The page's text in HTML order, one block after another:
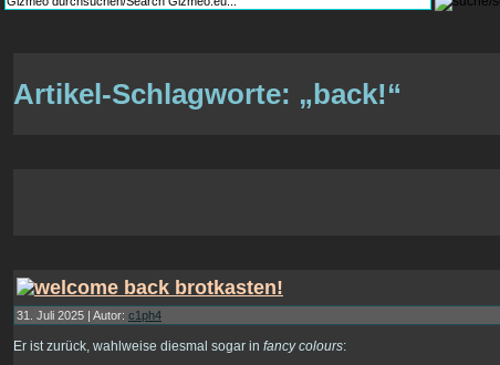
Artikel-Schlagworte: „back!“
31. Juli 2025 | Autor: c1ph4
Er ist zurück, wahlweise diesmal sogar in fancy colours: